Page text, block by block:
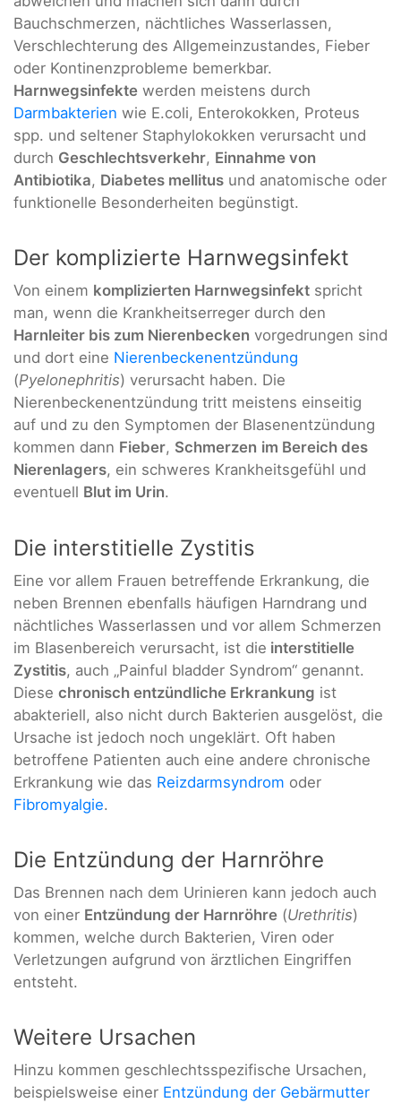
Bauchschmerzen, nächtliches Wasserlassen,
Verschlechterung des Allgemeinzustandes, Fieber
oder Kontinenzprobleme bemerkbar.
Harnwegsinfekte werden meistens durch
Darmbakterien wie E.coli, Enterokokken, Proteus
spp. und seltener Staphylokokken verursacht und
durch Geschlechtsverkehr, Einnahme von
Antibiotika, Diabetes mellitus und anatomische oder
funktionelle Besonderheiten begünstigt.
Der komplizierte Harnwegsinfekt
Von einem komplizierten Harnwegsinfekt spricht
man, wenn die Krankheitserreger durch den
Harnleiter bis zum Nierenbecken vorgedrungen sind
und dort eine Nierenbeckenentzündung
(Pyelonephritis) verursacht haben. Die
Nierenbeckenentzündung tritt meistens einseitig
auf und zu den Symptomen der Blasenentzündung
kommen dann Fieber, Schmerzen im Bereich des
Nierenlagers, ein schweres Krankheitsgefühl und
eventuell Blut im Urin.
Die interstitielle Zystitis
Eine vor allem Frauen betreffende Erkrankung, die
neben Brennen ebenfalls häufigen Harndrang und
nächtliches Wasserlassen und vor allem Schmerzen
im Blasenbereich verursacht, ist die interstitielle
Zystitis, auch „Painful bladder Syndrom“ genannt.
Diese chronisch entzündliche Erkrankung ist
abakteriell, also nicht durch Bakterien ausgelöst, die
Ursache ist jedoch noch ungeklärt. Oft haben
betroffene Patienten auch eine andere chronische
Erkrankung wie das Reizdarmsyndrom oder
Fibromyalgie.
Die Entzündung der Harnröhre
Das Brennen nach dem Urinieren kann jedoch auch
von einer Entzündung der Harnröhre (Urethritis)
kommen, welche durch Bakterien, Viren oder
Verletzungen aufgrund von ärztlichen Eingriffen
entsteht.
Weitere Ursachen
Hinzu kommen geschlechtsspezifische Ursachen,
beispielsweise einer Entzündung der Gebärmutter